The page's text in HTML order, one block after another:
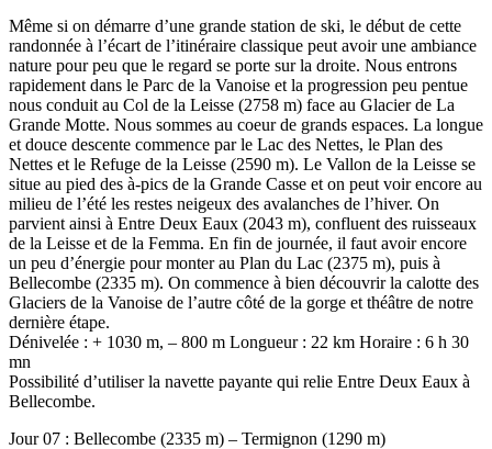
Même si on démarre d’une grande station de ski, le début de cette
randonnée à l’écart de l’itinéraire classique peut avoir une ambiance
nature pour peu que le regard se porte sur la droite. Nous entrons
rapidement dans le Parc de la Vanoise et la progression peu pentue
nous conduit au Col de la Leisse (2758 m) face au Glacier de La
Grande Motte. Nous sommes au coeur de grands espaces. La longue
et douce descente commence par le Lac des Nettes, le Plan des
Nettes et le Refuge de la Leisse (2590 m). Le Vallon de la Leisse se
situe au pied des à-pics de la Grande Casse et on peut voir encore au
milieu de l’été les restes neigeux des avalanches de l’hiver. On
parvient ainsi à Entre Deux Eaux (2043 m), confluent des ruisseaux
de la Leisse et de la Femma. En fin de journée, il faut avoir encore
un peu d’énergie pour monter au Plan du Lac (2375 m), puis à
Bellecombe (2335 m). On commence à bien découvrir la calotte des
Glaciers de la Vanoise de l’autre côté de la gorge et théâtre de notre
dernière étape.
Dénivelée : + 1030 m, – 800 m Longueur : 22 km Horaire : 6 h 30
mn
Possibilité d’utiliser la navette payante qui relie Entre Deux Eaux à
Bellecombe.
Jour 07 : Bellecombe (2335 m) – Termignon (1290 m)